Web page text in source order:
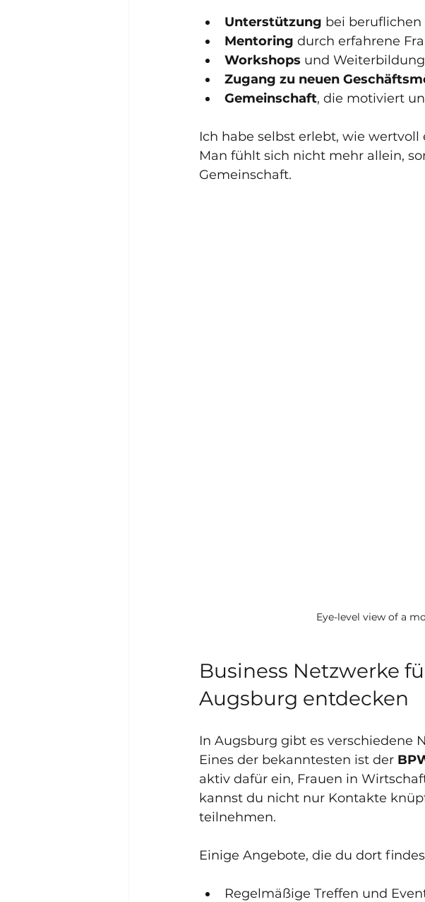
Unterstützung bei
Mentoring durch erfahrene
Workshops und
Zugang zu neuen
Gemeinschaft, die motiviert
Ich habe selbst erlebt, wie wertvoll
Man fühlt sich nicht mehr allein,
Gemeinschaft.
Eye-level view of a
Business Netzwerke
Augsburg entdecken
In Augsburg gibt es verschiedene
Eines der bekanntesten ist der
aktiv dafür ein, Frauen in
kannst du nicht nur Kontakte
teilnehmen.
Einige Angebote, die du dort
Regelmäßige Treffen und